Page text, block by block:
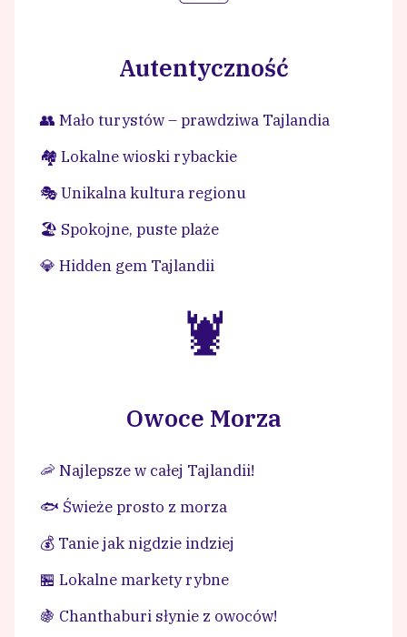
Autentyczność
👥 Mało turystów – prawdziwa Tajlandia
🏘️ Lokalne wioski rybackie
🎭 Unikalna kultura regionu
🏖️ Spokojne, puste plaże
💎 Hidden gem Tajlandii
🦞
Owoce Morza
🦐 Najlepsze w całej Tajlandii!
🐟 Świeże prosto z morza
💰 Tanie jak nigdzie indziej
🏪 Lokalne markety rybne
🍇 Chanthaburi słynie z owoców!